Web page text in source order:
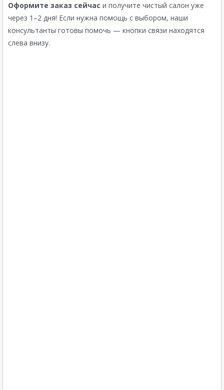
Оформите заказ сейчас и получите чистый салон уже
через 1–2 дня! Если нужна помощь с выбором, наши
консультанты готовы помочь — кнопки связи находятся
слева внизу.